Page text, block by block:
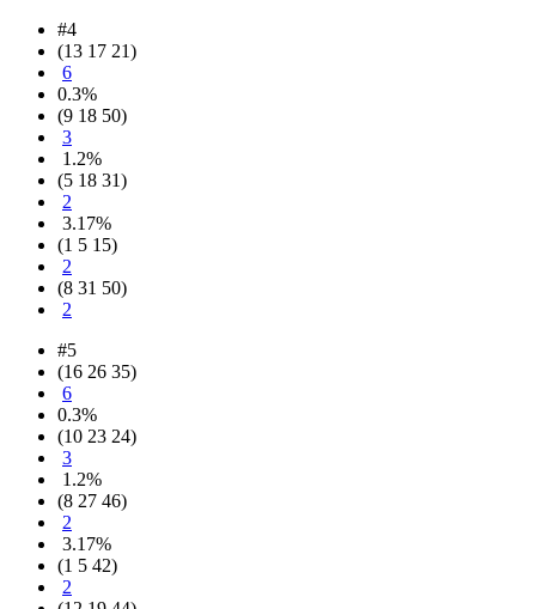
#4
(13 17 21)
6
0.3%
(9 18 50)
3
1.2%
(5 18 31)
2
3.17%
(1 5 15)
2
(8 31 50)
2
#5
(16 26 35)
6
0.3%
(10 23 24)
3
1.2%
(8 27 46)
2
3.17%
(1 5 42)
2